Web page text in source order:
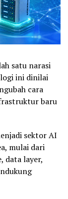
satu narasi
ini dinilai
cara
baru
sektor AI
mulai dari
data layer,